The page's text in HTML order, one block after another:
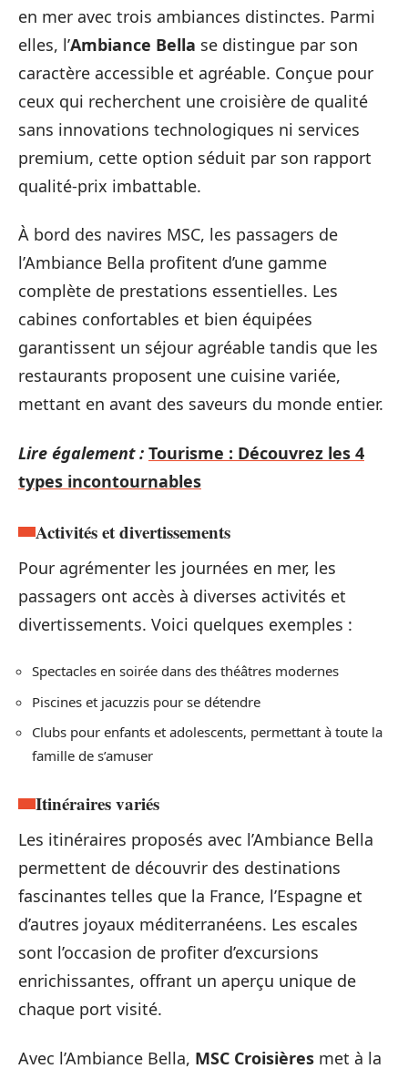
en mer avec trois ambiances distinctes. Parmi
elles, l’Ambiance Bella se distingue par son
caractère accessible et agréable. Conçue pour
ceux qui recherchent une croisière de qualité
sans innovations technologiques ni services
premium, cette option séduit par son rapport
qualité-prix imbattable.
À bord des navires MSC, les passagers de
l’Ambiance Bella profitent d’une gamme
complète de prestations essentielles. Les
cabines confortables et bien équipées
garantissent un séjour agréable tandis que les
restaurants proposent une cuisine variée,
mettant en avant des saveurs du monde entier.
Lire également : Tourisme : Découvrez les 4
types incontournables
Activités et divertissements
Pour agrémenter les journées en mer, les
passagers ont accès à diverses activités et
divertissements. Voici quelques exemples :
Spectacles en soirée dans des théâtres modernes
Piscines et jacuzzis pour se détendre
Clubs pour enfants et adolescents, permettant à toute la
famille de s’amuser
Itinéraires variés
Les itinéraires proposés avec l’Ambiance Bella
permettent de découvrir des destinations
fascinantes telles que la France, l’Espagne et
d’autres joyaux méditerranéens. Les escales
sont l’occasion de profiter d’excursions
enrichissantes, offrant un aperçu unique de
chaque port visité.
Avec l’Ambiance Bella, MSC Croisières met à la